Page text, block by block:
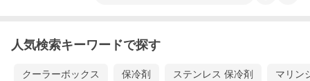
人気検索キーワードで探す
クーラーボックス 保冷剤 ステンレス 保冷剤 マリン